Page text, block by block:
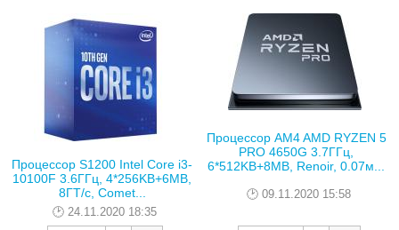
Процессор S1200 Intel Core i3-
10100F 3.6ГГц, 4*256KB+6MB,
8ГТ/с, Comet...
24.11.2020 18:35
Процессор AM4 AMD RYZEN 5
PRO 4650G 3.7ГГц,
6*512KB+8MB, Renoir, 0.07м...
09.11.2020 15:58